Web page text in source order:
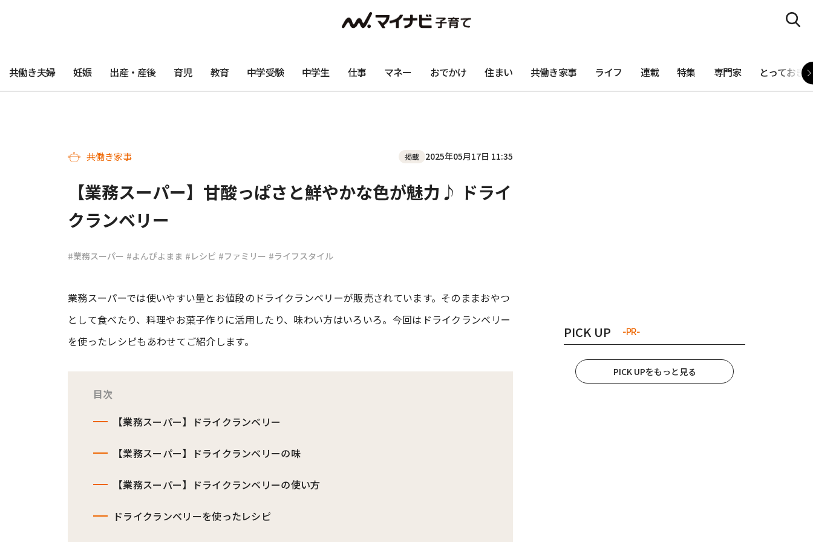
共働き夫婦 妊娠 出産・産後 育児 教育 中学受験 中学生 仕事 マネー おでかけ 住まい 共働き家事 ライフ 連載 特集 専門家 とっておき
共働き家事 掲載 2025年05月17日 11:35
【業務スーパー】甘酸っぱさと鮮やかな色が魅力♪ ドライ
クランベリー
#業務スーパー #よんぴよまま #レシピ #ファミリー #ライフスタイル
業務スーパーでは使いやすい量とお値段のドライクランベリーが販売されています。そのままおやつ
として食べたり、料理やお菓子作りに活用したり、味わい方はいろいろ。今回はドライクランベリー
を使ったレシピもあわせてご紹介します。
目次
【業務スーパー】ドライクランベリー
【業務スーパー】ドライクランベリーの味
【業務スーパー】ドライクランベリーの使い方
ドライクランベリーを使ったレシピ
PICK UP -PR-
PICK UPをもっと見る